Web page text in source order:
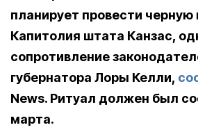
планирует провести черную
Капитолия штата Канзас,
сопротивление
губернатора Лоры Келли,
News. Ритуал должен был
марта.